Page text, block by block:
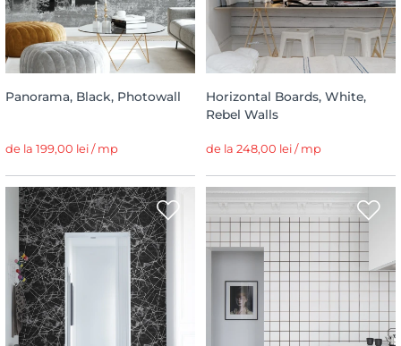
Panorama, Black, Photowall
de la 199,00 lei / mp
Horizontal Boards, White,
Rebel Walls
de la 248,00 lei / mp